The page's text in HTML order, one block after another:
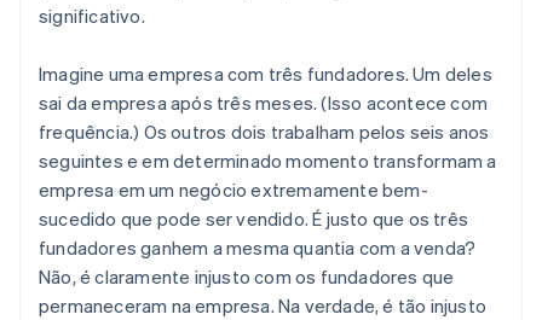
significativo.
Imagine uma empresa com três fundadores. Um deles
sai da empresa após três meses. (Isso acontece com
frequência.) Os outros dois trabalham pelos seis anos
seguintes e em determinado momento transformam a
empresa em um negócio extremamente bem-
sucedido que pode ser vendido. É justo que os três
fundadores ganhem a mesma quantia com a venda?
Não, é claramente injusto com os fundadores que
permaneceram na empresa. Na verdade, é tão injusto